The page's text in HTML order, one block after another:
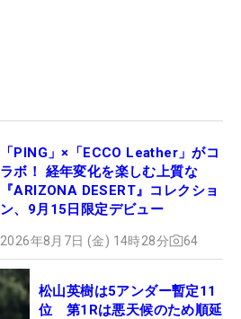
「PING」×「ECCO Leather」がコ
ラボ！ 経年変化を楽しむ上質な
『ARIZONA DESERT』コレクショ
ン、9月15日限定デビュー
2026年8月7日 (金) 14時28分 64
松山英樹は5アンダー暫定11
位 第1Rは悪天候のため順延